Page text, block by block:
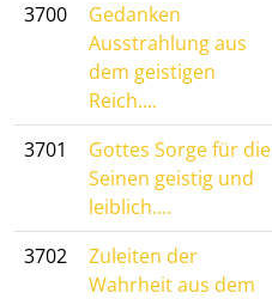
3700
Gedanken
Ausstrahlung aus
dem geistigen
Reich....
3701
Gottes Sorge für die
Seinen geistig und
leiblich....
3702
Zuleiten der
Wahrheit aus dem